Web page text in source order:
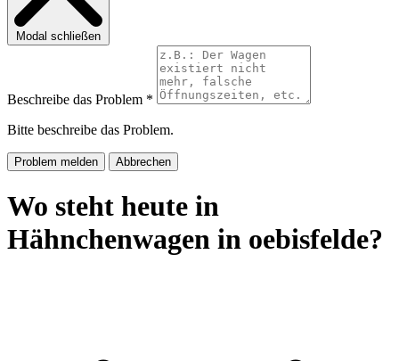
Modal schließen
Beschreibe das Problem *
Bitte beschreibe das Problem.
Problem melden Abbrechen
Wo steht heute in
Hähnchenwagen in oebisfelde?